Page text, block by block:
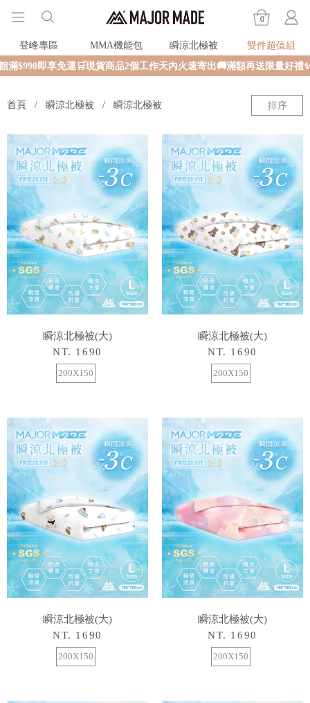
0
登峰專區 MMA機能包 瞬涼北極被
雙件超值組
即享免運🛒現貨商品2個工作天內火速寄出🚚滿額再送限量好禮✨
首頁 瞬涼北極被 瞬涼北極被 排序
瞬涼北極被(大)
NT. 1690
200X150
瞬涼北極被(大)
NT. 1690
200X150
瞬涼北極被(大)
NT. 1690
200X150
瞬涼北極被(大)
NT. 1690
200X150